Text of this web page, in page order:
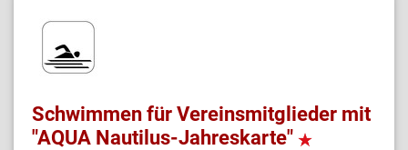
Schwimmen für Vereinsmitglieder mit
"AQUA Nautilus-Jahreskarte"